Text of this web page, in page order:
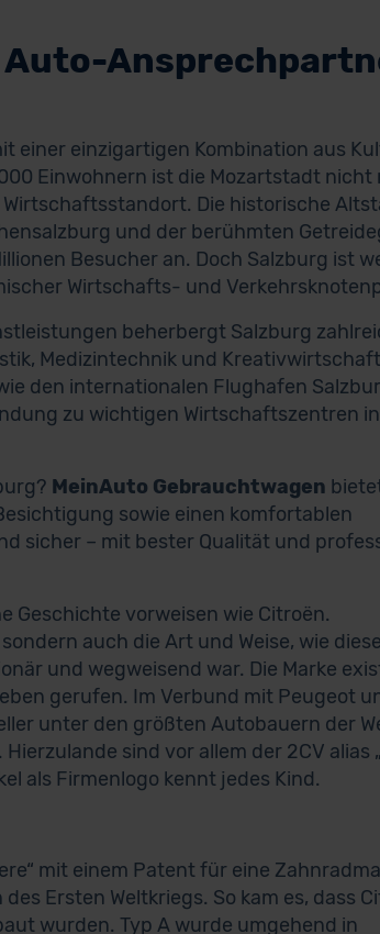
Auto-
einer einzigartigen Kombination aus
Einwohnern ist die Mozartstadt nicht
Die historische
und der berühmten
Besucher an. Doch Salzburg ist
Wirtschafts- und
beherbergt Salzburg
Medizintechnik und
den internationalen Flughafen
zu wichtigen Wirtschaftszentren in
MeinAuto Gebrauchtwagen
sowie einen komfortablen
sicher – mit bester Qualität und
Geschichte vorweisen wie Citroën.
auch die Art und Weise, wie diese
und wegweisend war. Die Marke
gerufen. Im Verbund mit Peugeot
unter den größten Autobauern der
sind vor allem der 2CV alias
als Firmenlogo kennt jedes Kind.
mit einem Patent für eine
Ersten Weltkriegs. So kam es, dass
wurden. Typ A wurde umgehend in